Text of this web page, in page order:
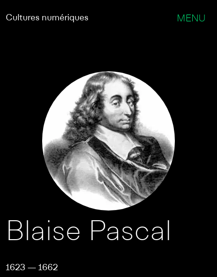
Cultures numériques MENU
Blaise Pascal
1623 — 1662